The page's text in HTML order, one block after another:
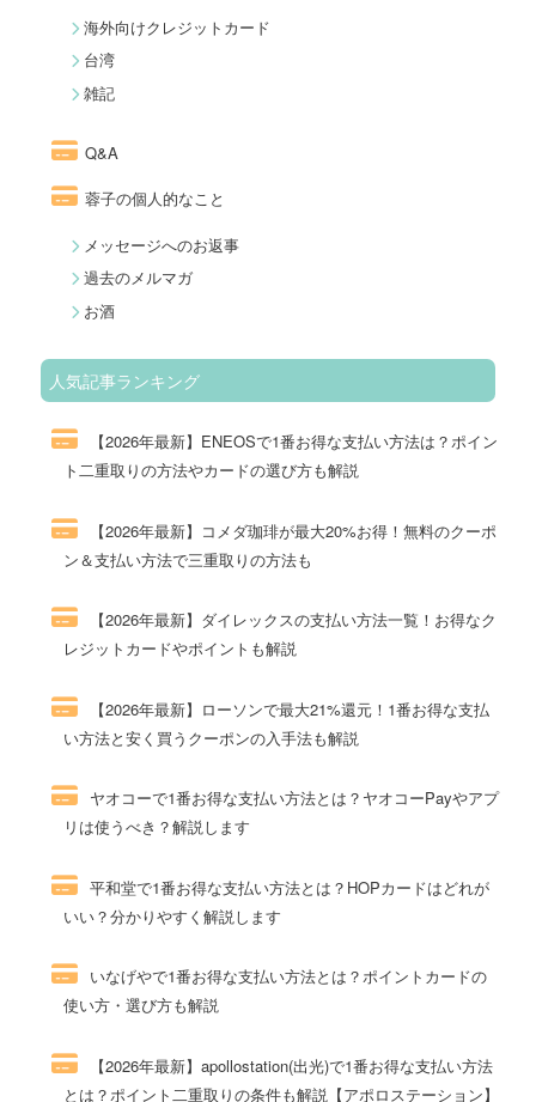
海外向けクレジットカード
台湾
雑記
Q&A
蓉子の個人的なこと
メッセージへのお返事
過去のメルマガ
お酒
人気記事ランキング
【2026年最新】ENEOSで1番お得な支払い方法は？ポイン
ト二重取りの方法やカードの選び方も解説
【2026年最新】コメダ珈琲が最大20%お得！無料のクーポ
ン＆支払い方法で三重取りの方法も
【2026年最新】ダイレックスの支払い方法一覧！お得なク
レジットカードやポイントも解説
【2026年最新】ローソンで最大21%還元！1番お得な支払
い方法と安く買うクーポンの入手法も解説
ヤオコーで1番お得な支払い方法とは？ヤオコーPayやアプ
リは使うべき？解説します
平和堂で1番お得な支払い方法とは？HOPカードはどれが
いい？分かりやすく解説します
いなげやで1番お得な支払い方法とは？ポイントカードの
使い方・選び方も解説
【2026年最新】apollostation(出光)で1番お得な支払い方法
とは？ポイント二重取りの条件も解説【アポロステーション】